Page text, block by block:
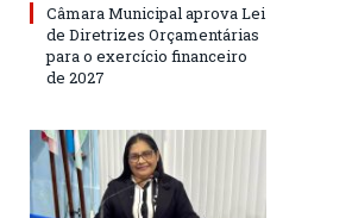
Câmara Municipal aprova Lei
de Diretrizes Orçamentárias
para o exercício financeiro
de 2027